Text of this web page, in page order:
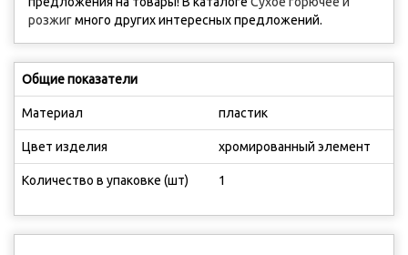
розжигмного других интересных предложений.
Общие показатели
Материал пластик
Цвет изделия хромированный элемент
Количество в упаковке (шт) 1